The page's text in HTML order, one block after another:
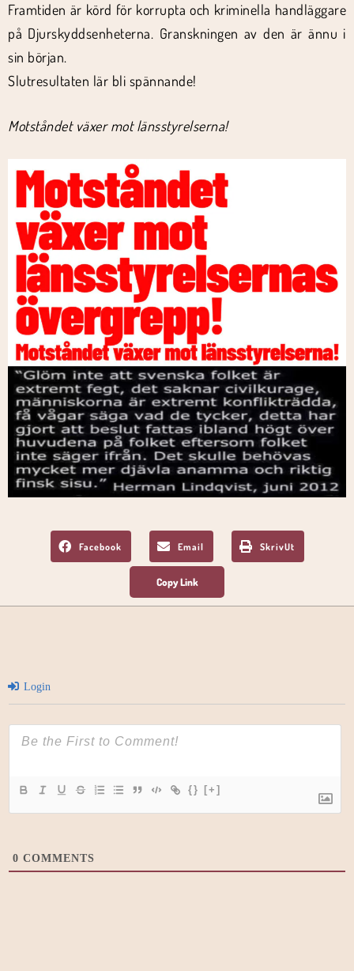
Framtiden är körd för korrupta och kriminella handläggare
på Djurskyddsenheterna. Granskningen av den är ännu i
sin början.
Slutresultaten lär bli spännande!
Motståndet växer mot länsstyrelserna!
Facebook Email SkrivUt
Login
{} [+]
0 COMMENTS